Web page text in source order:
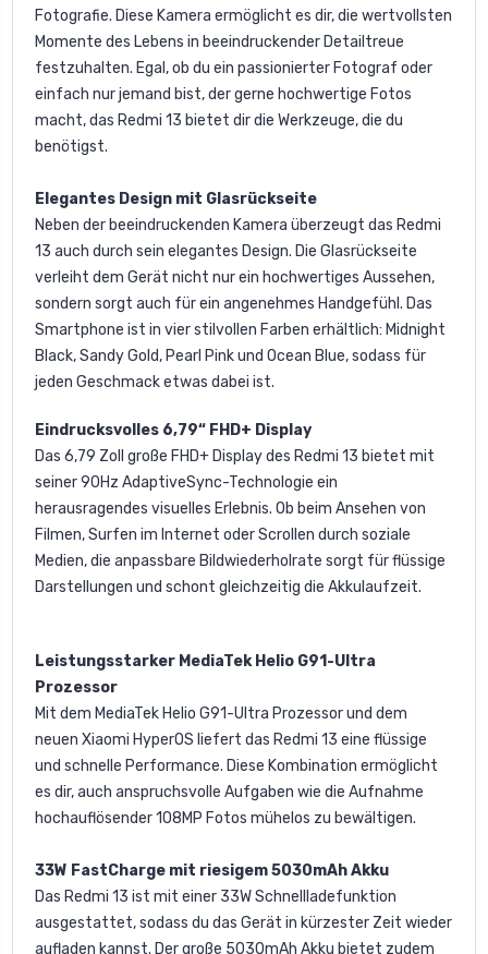
Fotografie. Diese Kamera ermöglicht es dir, die wertvollsten
Momente des Lebens in beeindruckender Detailtreue
festzuhalten. Egal, ob du ein passionierter Fotograf oder
einfach nur jemand bist, der gerne hochwertige Fotos
macht, das Redmi 13 bietet dir die Werkzeuge, die du
benötigst.
Elegantes Design mit Glasrückseite
Neben der beeindruckenden Kamera überzeugt das Redmi
13 auch durch sein elegantes Design. Die Glasrückseite
verleiht dem Gerät nicht nur ein hochwertiges Aussehen,
sondern sorgt auch für ein angenehmes Handgefühl. Das
Smartphone ist in vier stilvollen Farben erhältlich: Midnight
Black, Sandy Gold, Pearl Pink und Ocean Blue, sodass für
jeden Geschmack etwas dabei ist.
Eindrucksvolles 6,79“ FHD+ Display
Das 6,79 Zoll große FHD+ Display des Redmi 13 bietet mit
seiner 90Hz AdaptiveSync-Technologie ein
herausragendes visuelles Erlebnis. Ob beim Ansehen von
Filmen, Surfen im Internet oder Scrollen durch soziale
Medien, die anpassbare Bildwiederholrate sorgt für flüssige
Darstellungen und schont gleichzeitig die Akkulaufzeit.
Leistungsstarker MediaTek Helio G91-Ultra
Prozessor
Mit dem MediaTek Helio G91-Ultra Prozessor und dem
neuen Xiaomi HyperOS liefert das Redmi 13 eine flüssige
und schnelle Performance. Diese Kombination ermöglicht
es dir, auch anspruchsvolle Aufgaben wie die Aufnahme
hochauflösender 108MP Fotos mühelos zu bewältigen.
33W FastCharge mit riesigem 5030mAh Akku
Das Redmi 13 ist mit einer 33W Schnellladefunktion
ausgestattet, sodass du das Gerät in kürzester Zeit wieder
aufladen kannst. Der große 5030mAh Akku bietet zudem